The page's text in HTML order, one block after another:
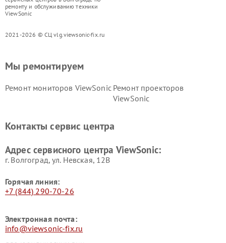
ремонту и обслуживанию техники
ViewSonic
2021-2026 © СЦ vlg.viewsonic-fix.ru
Мы ремонтируем
Ремонт мониторов ViewSonic Ремонт проекторов
ViewSonic
Контакты сервис центра
Адрес сервисного центра ViewSonic:
г. Волгоград, ул. Невская, 12В
Горячая линия:
+7 (844) 290-70-26
Электронная почта:
info@viewsonic-fix.ru